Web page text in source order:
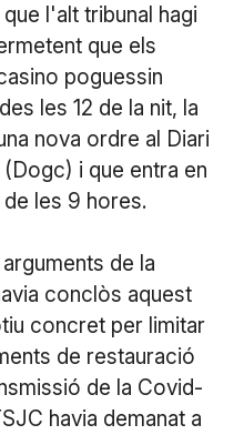
l'alt tribunal hagi
que els
poguessin
les 12 de la nit, la
nova ordre al Diari
i que entra en
les 9 hores.
de la
conclòs aquest
concret per limitar
de restauració
de la Covid-
havia demanat a